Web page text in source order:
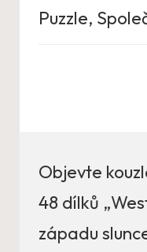
Puzzle,
Objevte
48 dílků
západu